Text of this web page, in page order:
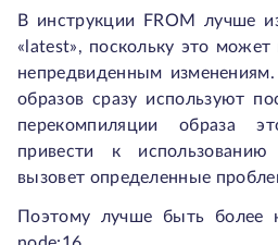
В инструкции FROM лучше
«latest», поскольку это
непредвиденным
образов сразу используют
перекомпиляции образа
привести к
вызовет определенные
Поэтому лучше быть более